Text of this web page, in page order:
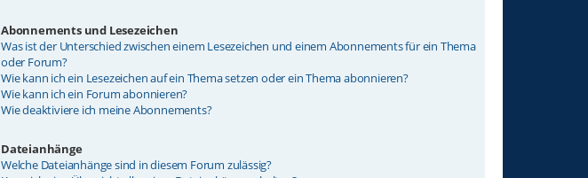
Abonnements und Lesezeichen
Was ist der Unterschied zwischen einem Lesezeichen und einem Abonnements für ein Thema
oder Forum?
Wie kann ich ein Lesezeichen auf ein Thema setzen oder ein Thema abonnieren?
Wie kann ich ein Forum abonnieren?
Wie deaktiviere ich meine Abonnements?
Dateianhänge
Welche Dateianhänge sind in diesem Forum zulässig?